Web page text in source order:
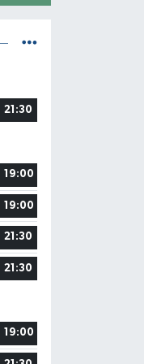
21:30
19:00
19:00
21:30
21:30
19:00